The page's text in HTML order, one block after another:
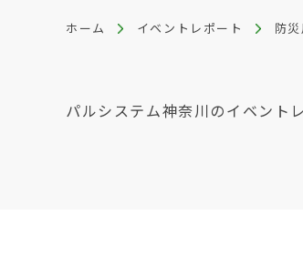
ホーム イベントレポート 防
パルシステム神奈川のイベント